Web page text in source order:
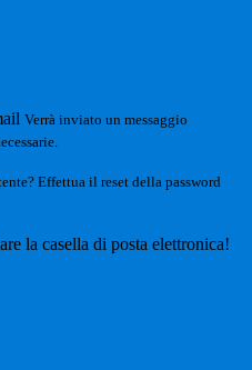
Verrà inviato un messaggio
Effettua il reset della password
la casella di posta elettronica!